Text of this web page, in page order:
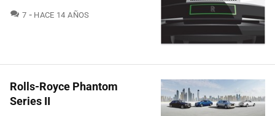
7 COMENTARIOS
HACE 14 AÑOS
Rolls-Royce Phantom
Series II